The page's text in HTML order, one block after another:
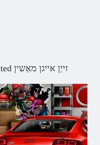
טונינג שפּיל & נדאַש; Created זייַן אייגן מאַשין